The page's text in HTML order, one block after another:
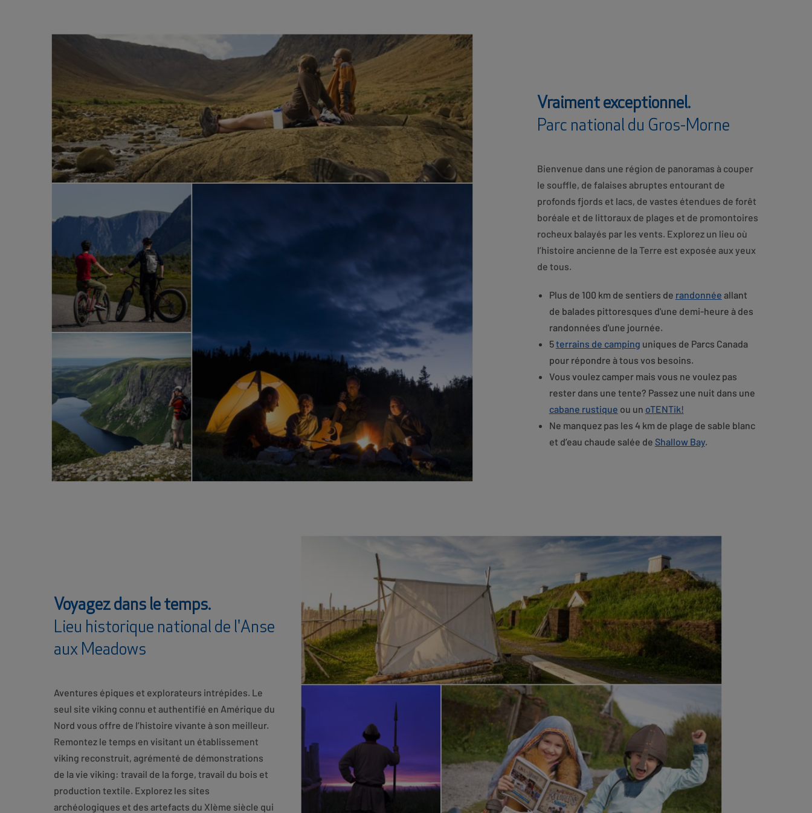
Vraiment exceptionnel.
Parc national du Gros-Morne
Bienvenue dans une région de panoramas à couper
le souffle, de falaises abruptes entourant de
profonds fjords et lacs, de vastes étendues de forêt
boréale et de littoraux de plages et de promontoires
rocheux balayés par les vents. Explorez un lieu où
l’histoire ancienne de la Terre est exposée aux yeux
de tous.
Plus de 100 km de sentiers de randonnée allant
de balades pittoresques d'une demi-heure à des
randonnées d'une journée.
5terrains de camping uniques de Parcs Canada
pour répondre à tous vos besoins.
Vous voulez camper mais vous ne voulez pas
rester dans une tente? Passez une nuit dans une
cabane rustique ou un oTENTik!
Ne manquez pas les 4 km de plage de sable blanc
et d’eau chaude salée de Shallow Bay.
Voyagez dans le temps.
Lieu historique national de l'Anse
aux Meadows
Aventures épiques et explorateurs intrépides. Le
seul site viking connu et authentifié en Amérique du
Nord vous offre de l’histoire vivante à son meilleur.
Remontez le temps en visitant un établissement
viking reconstruit, agrémenté de démonstrations
de la vie viking: travail de la forge, travail du bois et
production textile. Explorez les sites
archéologiques et des artefacts du XIème siècle qui